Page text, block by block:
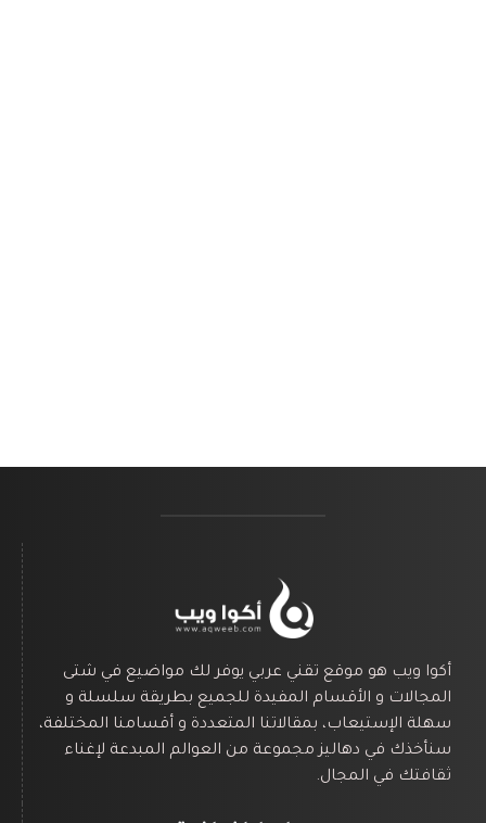
أكوا ويب هو موقع تقني عربي يوفر لك مواضيع في شتى
المجالات و الأقسام المفيدة للجميع بطريقة سلسلة و
سهلة الإستيعاب، بمقالاتنا المتعددة و أقسامنا المختلفة،
سنأخذك في دهاليز مجموعة من العوالم المبدعة لإغناء
ثقافتك في المجال.